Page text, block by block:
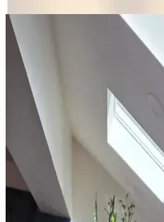
Ev Dekorasyonunda Halı
Uyum Prensipleriyle
Ev dekorasyonunda halı seçimi,
mekanın atmosferini belirler. 60/
uyum, yaşam alanına sıcaklık ve
Yatak Odası Perde
Estetik ve Fonksiyonel
Yatak odası perdelerinde doğru
estetiğini ve enerji verimliliğini
perde çubuğu destekleriyle konfor